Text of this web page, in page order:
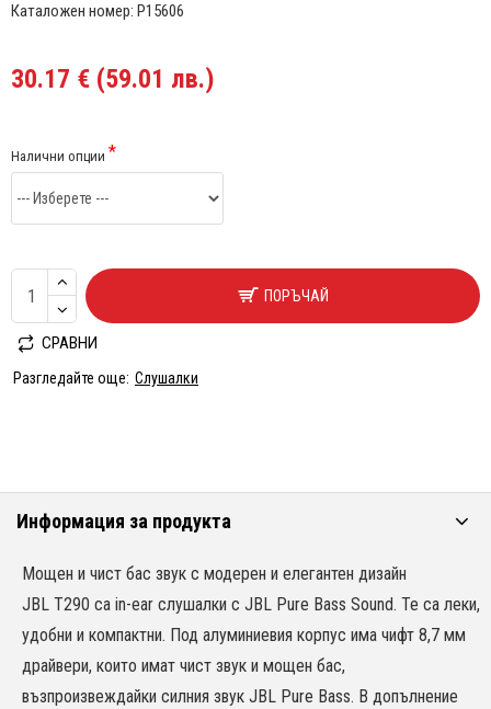
30.17 € (59.01 лв.)
Каталожен номер: P15606
Налични опции
ПОРЪЧАЙ
СРАВНИ
Разгледайте още: Слушалки
Информация за продукта
Мощен и чист бас звук с модерен и елегантен дизайн
JBL T290 са in-ear слушалки с JBL Pure Bass Sound. Те са леки,
удобни и компактни. Под алуминиевия корпус има чифт 8,7 мм
драйвери, които имат чист звук и мощен бас,
възпроизвеждайки силния звук JBL Pure Bass. В допълнение